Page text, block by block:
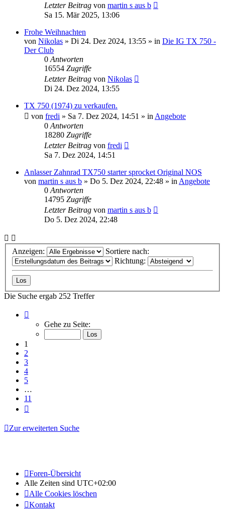
Letzter Beitrag von martin s aus b
Sa 15. Mär 2025, 13:06
Frohe Weihnachten
von Nikolas » Di 24. Dez 2024, 13:55 » in Die IG TX 750 -
Der Club
0 Antworten
16554 Zugriffe
Letzter Beitrag von Nikolas
Di 24. Dez 2024, 13:55
TX 750 (1974) zu verkaufen.
von fredi » Sa 7. Dez 2024, 14:51 » in Angebote
0 Antworten
18280 Zugriffe
Letzter Beitrag von fredi
Sa 7. Dez 2024, 14:51
Anlasser Zahnrad TX750 starter sprocket Original NOS
von martin s aus b » Do 5. Dez 2024, 22:48 » in Angebote
0 Antworten
14795 Zugriffe
Letzter Beitrag von martin s aus b
Do 5. Dez 2024, 22:48
Anzeigen:
Sortiere nach:
Richtung:
Die Suche ergab 252 Treffer
von
Gehe zu Seite:
1
2
3
4
5
…
11
Zur erweiterten Suche
Foren-Übersicht
Alle Zeiten sind UTC+02:00
Alle Cookies löschen
Kontakt